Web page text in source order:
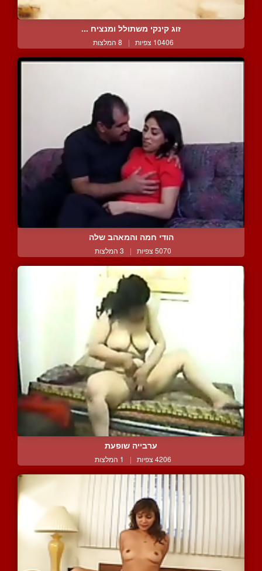
זוג קינקי משתולל ומנציח ...
10406 צפיות | 8 המלצות
הודי חמה והמאהב שלה
5070 צפיות | 3 המלצות
ערבייה שופעת
4206 צפיות | 1 המלצות